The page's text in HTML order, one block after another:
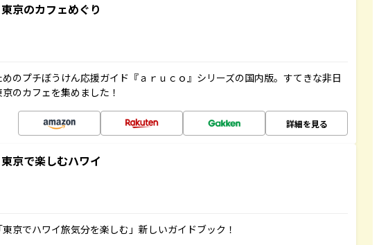
京のカフェめぐり
のプチぼうけん応援ガイド『ａｒｕｃｏ』シリーズの国内版。すてきな非日
のカフェを集めました！
詳細を見る
京で楽しむハワイ
京でハワイ旅気分を楽しむ」新しいガイドブック！